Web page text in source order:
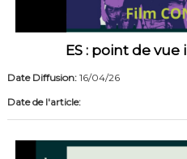
ES : point de
Date Diffusion:16/04/26
Date de l'article: